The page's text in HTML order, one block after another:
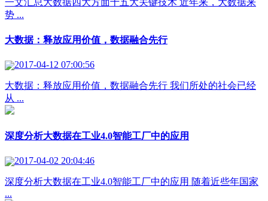
一文汇总大数据四大方面十五大关键技术 近年来，大数据来
势 ...
大数据：释放应用价值，数据融合先行
2017-04-12 07:00:56
大数据：释放应用价值，数据融合先行 我们所处的社会已经
从 ...
深度分析大数据在工业4.0智能工厂中的应用
2017-04-02 20:04:46
深度分析大数据在工业4.0智能工厂中的应用 随着近些年国家
...